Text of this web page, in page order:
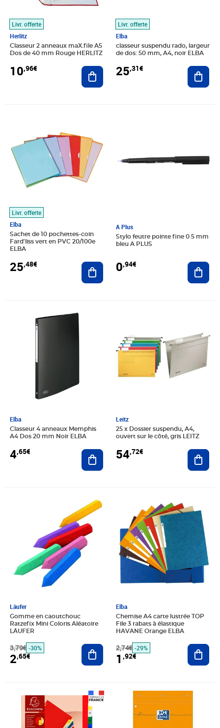
Livr. offerte
Herlitz
Classeur 2 anneaux maX.file A5
Dos de 40 mm Rouge HERLITZ
10,96€ Ajouter au panier
Livr. offerte
Elba
classeur suspendu rado, largeur
de dos: 50 mm, A4, noir ELBA
25,31€
Livr. offerte
Elba
Sachet de 10 pochettes-coin
Fard'liss vert en PVC 20/100e
ELBA
25,48€ Ajouter au panier
A Plus
Stylo feutre pointe fine 0 5 mm
bleu A PLUS
0,94€
Elba
Classeur 4 anneaux Memphis
A4 Dos 20 mm Noir ELBA
4,65€ Ajouter au panier
Leitz
25 x Dossier suspendu, A4,
ouvert sur le côté, gris LEITZ
54,72€
Läufer
Gomme en caoutchouc
Ratzefix Mini Coloris Aléatoire
LÄUFER
3,79€ -30%
2,65€
Ajouter au panier
Elba
Chemise A4 carte lustrée TOP
File 3 rabats à élastique
HAVANE Orange ELBA
2,74€ -29%
1 ,92€
Prix 2,63€ Prix 7,85€